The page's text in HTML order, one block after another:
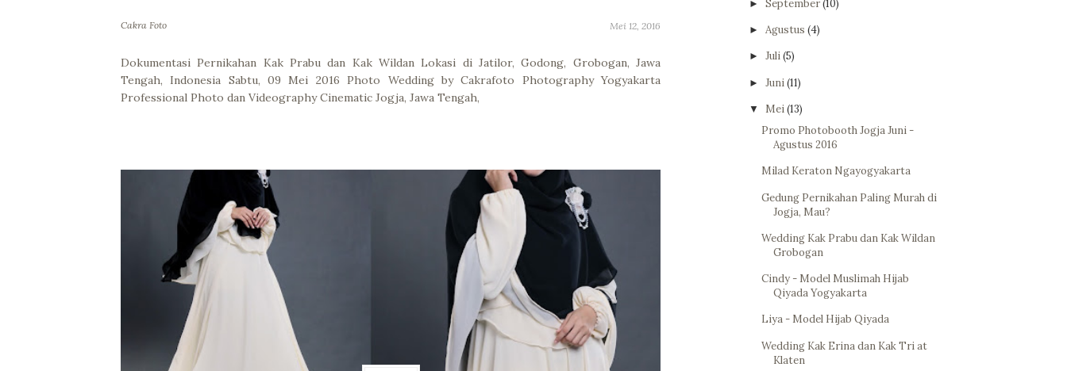
Cakra Foto Mei 12, 2016
Dokumentasi Pernikahan Kak Prabu dan Kak Wildan Lokasi di Jatilor, Godong, Grobogan, Jawa
Tengah, Indonesia Sabtu, 09 Mei 2016 Photo Wedding by Cakrafoto Photography Yogyakarta
Professional Photo dan Videography Cinematic Jogja, Jawa Tengah,
► September(10)
► Agustus (4)
► Juli(5)
► Juni(11)
▼ Mei(13)
Promo Photobooth Jogja Juni -
Agustus 2016
Milad Keraton Ngayogyakarta
Gedung Pernikahan Paling Murah di
Jogja, Mau?
Wedding Kak Prabu dan Kak Wildan
Grobogan
Cindy - Model Muslimah Hijab
Qiyada Yogyakarta
Liya - Model Hijab Qiyada
Wedding Kak Erina dan Kak Tri at
Klaten